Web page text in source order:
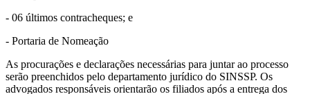
- 06 últimos contracheques; e
- Portaria de Nomeação
As procurações e declarações necessárias para juntar ao processo
serão preenchidos pelo departamento jurídico do SINSSP. Os
advogados responsáveis orientarão os filiados após a entrega dos